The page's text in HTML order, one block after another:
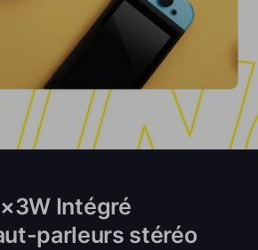
Intégré
parleurs stéréo